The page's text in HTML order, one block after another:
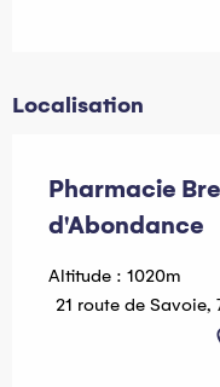
Localisation
Pharmacie
d'Abondance
Altitude : 1020m
21 route de